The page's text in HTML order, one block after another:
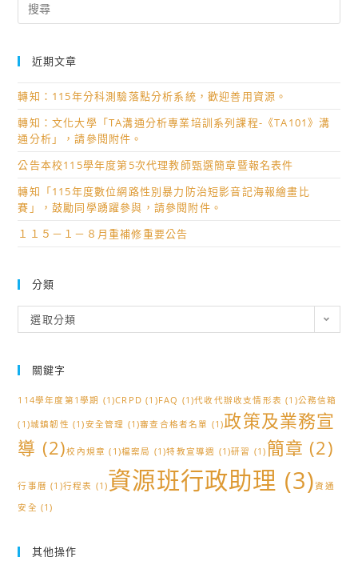
for:
近期文章
轉知：115年分科測驗落點分析系統，歡迎善用資源。
轉知：文化大學「TA溝通分析專業培訓系列課程-《TA101》溝
通分析」，請參閱附件。
公告本校115學年度第5次代理教師甄選簡章暨報名表件
轉知「115年度數位網路性別暴力防治短影音記海報繪畫比
賽」，鼓勵同學踴躍參與，請參閱附件。
１１５－１－８月重補修重要公告
分類
類
選取分類
關鍵字
114學年度第1學期 (1)CRPD (1)FAQ (1)代收代辦收支情形表 (1)公務信箱
(1)城鎮韌性 (1)安全管理 (1)審查合格者名單 (1)政策及業務宣
導 (2)校內規章 (1)檔案局 (1)特教宣導週 (1)研習 (1) 簡章 (2)
行事曆 (1)行程表 (1)資源班行政助理 (3)資通
安全 (1)
其他操作